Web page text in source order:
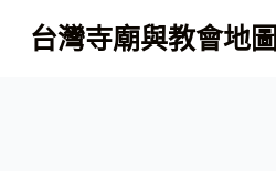
跳
至
台灣寺廟與教會地圖